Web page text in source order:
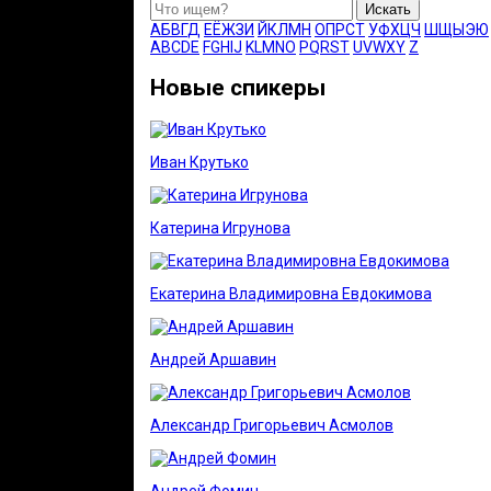
Искать
АБВГД ЕЁЖЗИ Й КЛ М Н ОП РСТ УФХЦЧ Ш ЩЫ ЭЮ
ABCDE FGH J KLM NO PQRSTUVWXY Z
Новые спикеры
Иван Крутько
Катерина Игрунова
Екатерина Владимировна Евдокимова
Андрей Аршавин
Александр Григорьевич Асмолов